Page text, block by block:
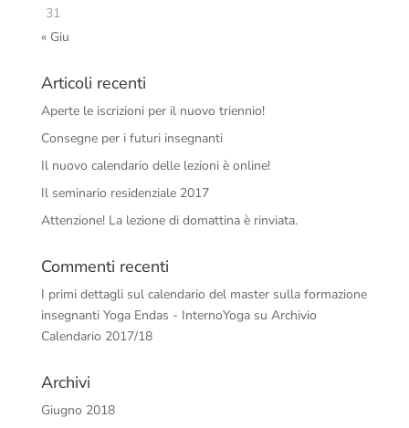
31
« Giu
Articoli recenti
Aperte le iscrizioni per il nuovo triennio!
Consegne per i futuri insegnanti
Il nuovo calendario delle lezioni è online!
Il seminario residenziale 2017
Attenzione! La lezione di domattina è rinviata.
Commenti recenti
I primi dettagli sul calendario del master sulla formazione
insegnanti Yoga Endas - InternoYogasu Archivio
Calendario 2017/18
Archivi
Giugno 2018